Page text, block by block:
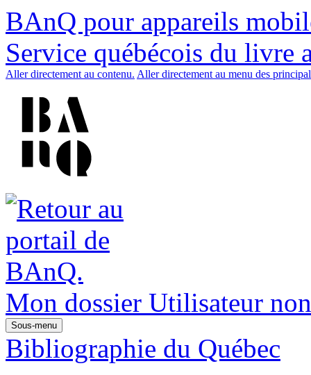
BAnQ pour appareils
Service québécois du livre
Aller directement au contenu. Aller directement au menu des
Mon dossier Utilisateur
Sous-menu
Bibliographie du Québec